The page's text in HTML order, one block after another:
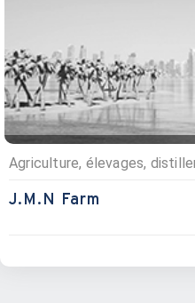
Agriculture, élevages,
J.M.N Farm